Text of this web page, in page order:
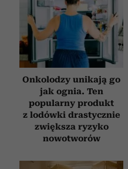
Partnerzy mogą połączyć
otrzymanymi od Ciebie
korzystania z ich usług.
Onkolodzy unikają go
jak ognia. Ten
popularny produkt
z lodówki drastycznie
zwiększa ryzyko
nowotworów